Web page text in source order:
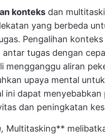
konteks dan
yang berbeda
Pengalihan
antar tugas dengan
mengganggu aliran
upaya mental
ini dapat menyebabkan
dan peningkatan
Multitasking**